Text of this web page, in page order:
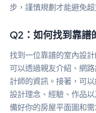
步，謹慎規劃才能避免超
Q2：如何找到靠譜
找到一位靠譜的室內設
可以透過親友介紹、網
計師的資訊。接著，可
設計理念、經驗、作品
備好你的房屋平面圖和